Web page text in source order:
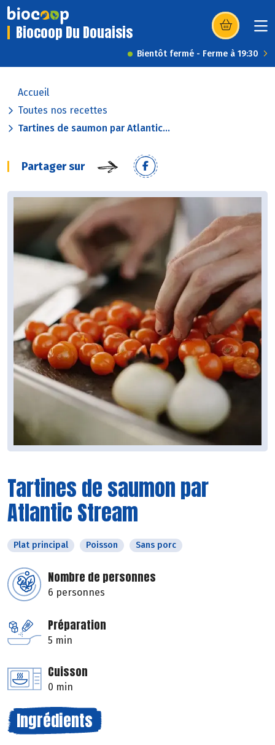
Biocoop Du Douaisis (s’ouvre dans
Bientôt fermé - Ferme à 19:30
Accueil
Toutes nos recettes
Tartines de saumon par Atlantic...
Partager sur
Tartines de saumon par
Atlantic Stream
Plat principal Poisson Sans porc
Nombre de personnes
6 personnes
Préparation
5 min
Cuisson
0 min
Ingrédients